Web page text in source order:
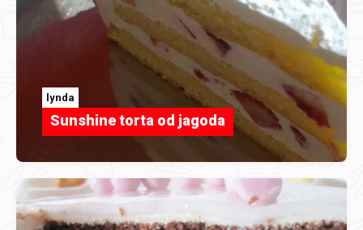
lynda
Sunshine torta od jagoda